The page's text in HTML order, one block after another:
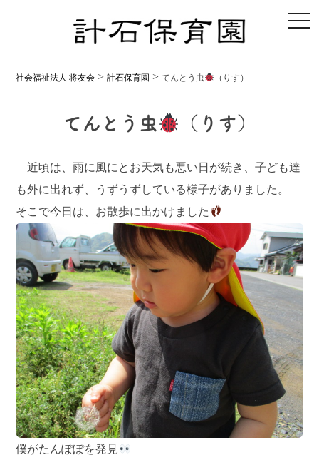
社会福祉法人 将友会 >計石保育園 >てんとう虫 （りす）
てんとう虫 （りす）
近頃は、雨に風にとお天気も悪い日が続き、子ども達
も外に出れず、うずうずしている様子がありました。
そこで今日は、お散歩に出かけました
僕がたんぽぽを発見